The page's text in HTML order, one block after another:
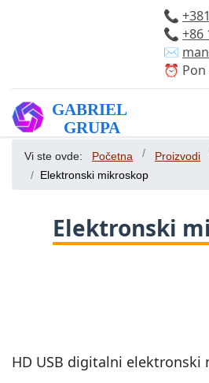
📞
📞 +86
✉️
⏰ Pon
Vi ste ovde: Početna Proizvodi
Elektronski mikroskop
Elektronski
HD USB digitalni elektronski